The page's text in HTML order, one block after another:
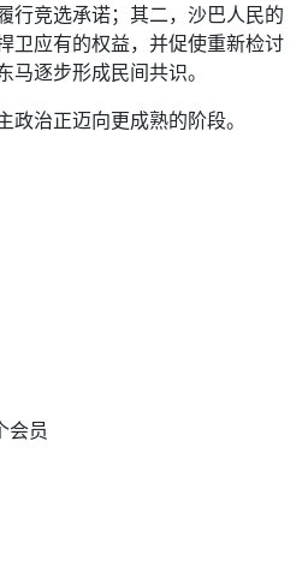
行竞选承诺；其二，沙巴人民的
卫应有的权益，并促使重新检讨
马逐步形成民间共识。
治正迈向更成熟的阶段。
不能掩盖贪腐 司法公正须凌驾一
神话，塌了
会员